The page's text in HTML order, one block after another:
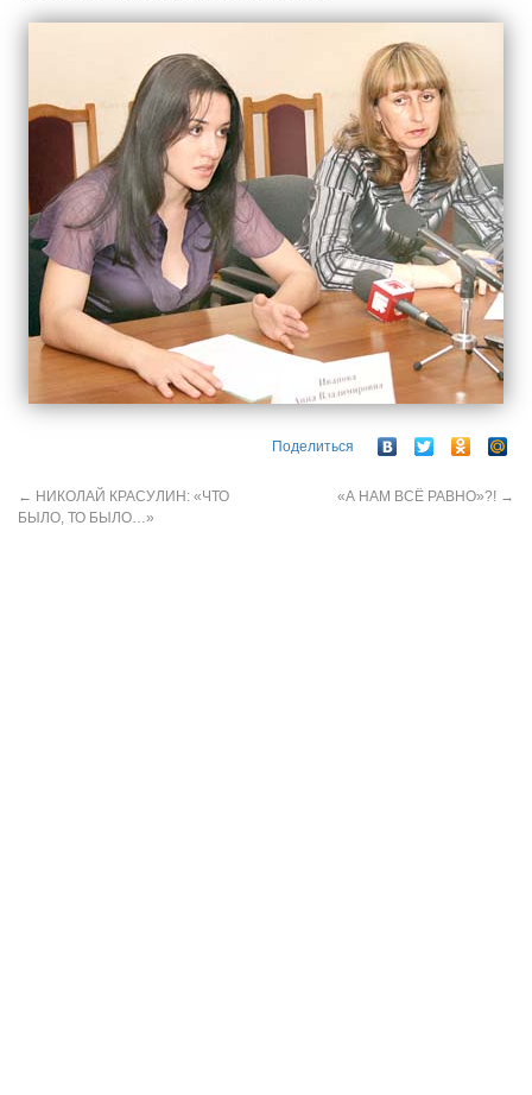
Поделиться
← НИКОЛАЙ КРАСУЛИН: «ЧТО
БЫЛО, ТО БЫЛО…»
«А НАМ ВСЁ РАВНО»?! →